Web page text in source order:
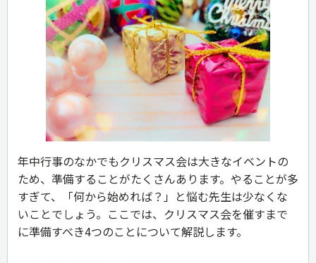
年中行事のなかでもクリスマス会は大きなイベントの
ため、準備することがたくさんあります。やることが多
すぎて、「何から始めれば？」と悩む先生は少なくな
いことでしょう。ここでは、クリスマス会を催すまで
に準備すべき4つのことについて解説します。